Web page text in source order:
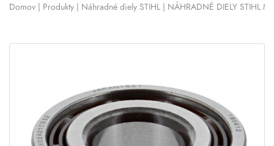
Domov | Produkty | Náhradné diely STIHL | NÁHRADNÉ DIELY STIHL